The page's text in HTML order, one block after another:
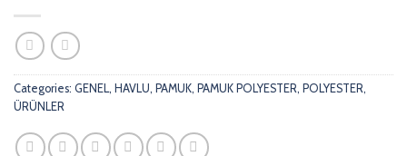
Categories: GENEL, HAVLU, PAMUK, PAMUK POLYESTER, POLYESTER,
ÜRÜNLER